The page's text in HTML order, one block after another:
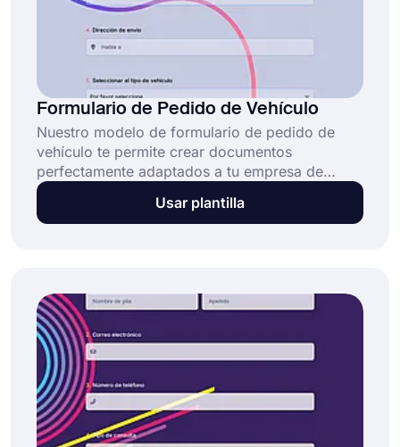
Formulario de Pedido de Vehículo
Nuestro modelo de formulario de pedido de
vehículo te permite crear documentos
perfectamente adaptados a tu empresa de
alquiler de coches. Puedes utilizar este
formulario como base para tus operaciones
Usar plantilla